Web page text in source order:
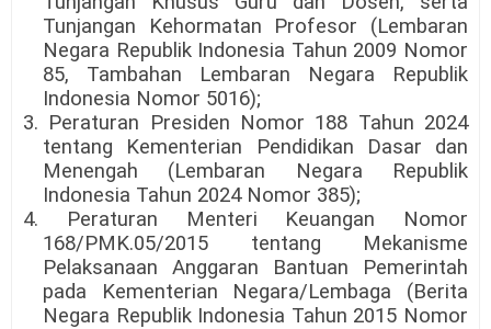
Tunjangan Kehormatan Profesor (Lembaran
Negara Republik Indonesia Tahun 2009 Nomor
85, Tambahan Lembaran Negara Republik
Indonesia Nomor 5016);
3. Peraturan Presiden Nomor 188 Tahun 2024
tentang Kementerian Pendidikan Dasar dan
Menengah (Lembaran Negara Republik
Indonesia Tahun 2024 Nomor 385);
4. Peraturan Menteri Keuangan Nomor
168/PMK.05/2015 tentang Mekanisme
Pelaksanaan Anggaran Bantuan Pemerintah
pada Kementerian Negara/Lembaga (Berita
Negara Republik Indonesia Tahun 2015 Nomor